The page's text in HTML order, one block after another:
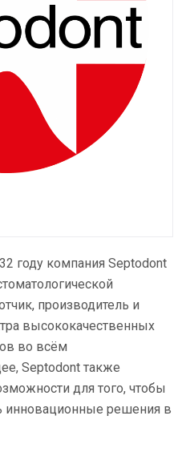
году компания Septodont
производитель и
высококачественных
во всём
Septodont также
для того, чтобы
инновационные решения в